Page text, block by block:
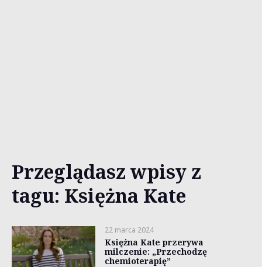
Przeglądasz wpisy z
tagu: Księżna Kate
22 marca 2024
Księżna Kate przerywa
milczenie: „Przechodzę
chemioterapię”